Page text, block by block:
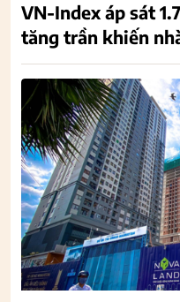
VN-Index áp sát
tăng trần khiến